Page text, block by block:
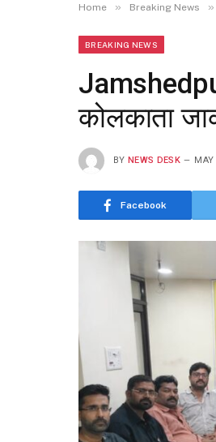
Home » Breaking News »
BREAKING NEWS
कोलकाता
BY NEWS DESK
Facebook